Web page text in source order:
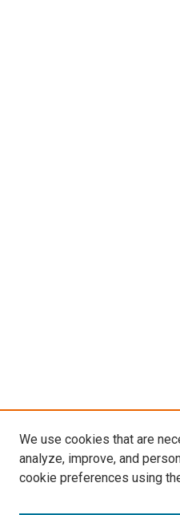
We use cookies that are
analyze, improve, and
cookie preferences using